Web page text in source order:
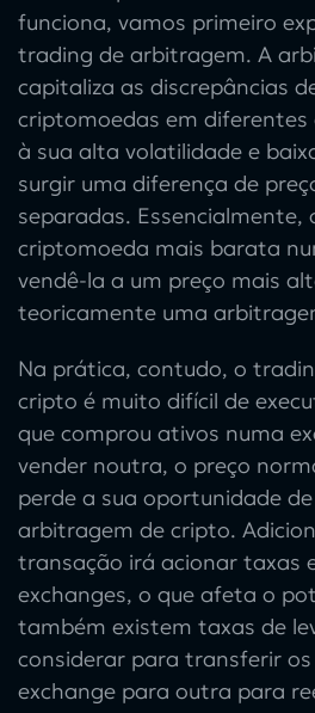
funciona, vamos primeiro
trading de arbitragem. A
capitaliza as discrepâncias
criptomoedas em diferentes
à sua alta volatilidade e
surgir uma diferença de
separadas. Essencialmente,
criptomoeda mais barata
vendê-la a um preço mais
teoricamente uma
Na prática, contudo, o
cripto é muito difícil de
que comprou ativos numa
vender noutra, o preço
perde a sua oportunidade de
arbitragem de cripto.
transação irá acionar taxas
exchanges, o que afeta o
também existem taxas de
considerar para transferir
exchange para outra para